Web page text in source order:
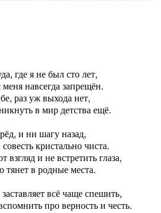
где я не был сто лет,
навсегда запрещён.
раз уж выхода нет,
в мир детства ещё.
и ни шагу назад,
кристально чиста.
и не встретить глаза,
тянет в родные места.
всё чаще спешить,
про верность и честь.